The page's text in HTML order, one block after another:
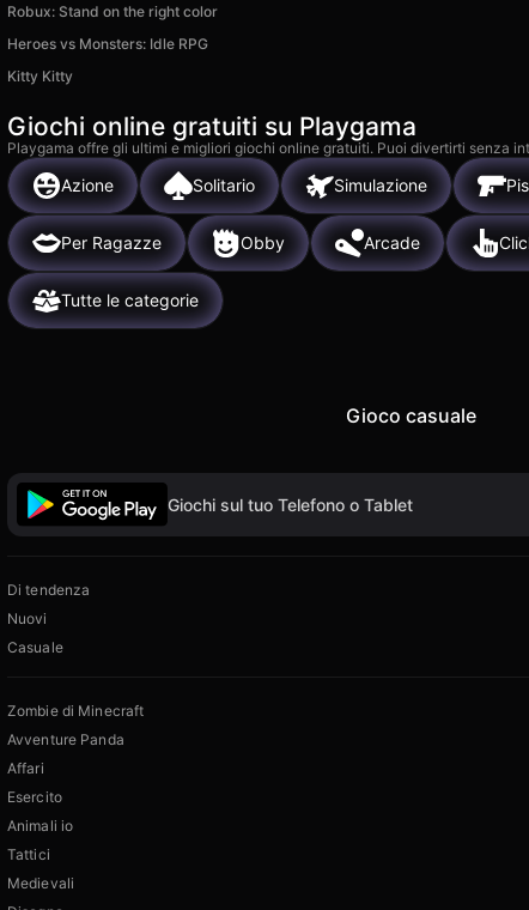
Robux: Stand on the right color
Heroes vs Monsters: Idle RPG
Kitty Kitty
Giochi online gratuiti su Playgama
Playgama offre gli ultimi e migliori giochi online gratuiti. Puoi divertirti senza
Azione Solitario Simulazione
Per Ragazze Obby Arcade
Tutte le categorie
Gioco casuale
Giochi sul tuo Telefono o Tablet
Di tendenza
Nuovi
Casuale
Zombie di Minecraft
Avventure Panda
Affari
Esercito
Animali io
Tattici
Medievali